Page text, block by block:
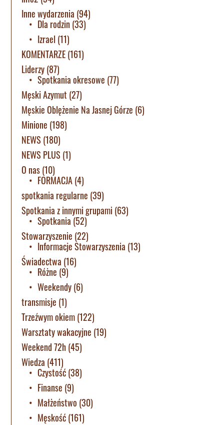
Inne wydarzenia (94)
Dla rodzin (33)
Izrael (11)
KOMENTARZE(161)
Liderzy(87)
Spotkania okresowe (77)
Męski Azymut (27)
Męskie Oblężenie Na Jasnej Górze (6)
Minione (198)
NEWS (180)
NEWS PLUS (1)
O nas(10)
FORMACJA(4)
spotkania regularne (39)
Spotkania z innymi grupami (63)
Spotkania (52)
Stowarzyszenie (22)
Informacje Stowarzyszenia (13)
Świadectwa (16)
Różne (9)
Weekendy(6)
transmisje (1)
Trzeźwym okiem(122)
Warsztaty wakacyjne (19)
Weekend 72h(45)
Wiedza (411)
Czystość(38)
Finanse (9)
Małżeństwo (30)
Męskość(161)